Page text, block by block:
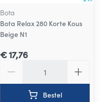
Bota
Bota Relax 280 Korte Kous
Beige N1
€ 17,76
Bestel